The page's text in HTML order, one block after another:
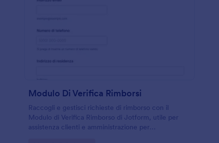
Modulo Di Verifica Rimborsi
Raccogli e gestisci richieste di rimborso con il
Modulo di Verifica Rimborso di Jotform, utile per
assistenza clienti e amministrazione per